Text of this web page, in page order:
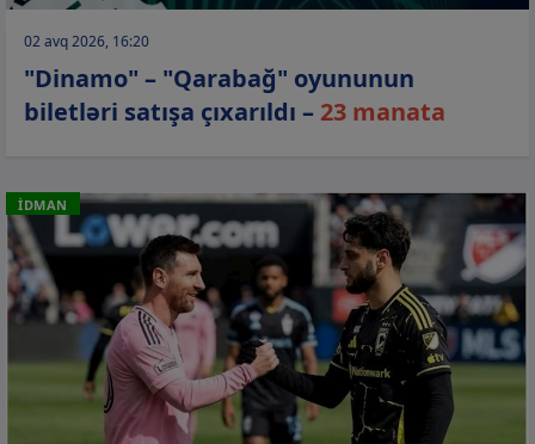
02 avq 2026, 16:20
"Dinamo" – "Qarabağ" oyununun
biletləri satışa çıxarıldı – 23 manata
İDMAN